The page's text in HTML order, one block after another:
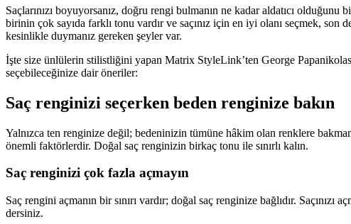
Saçlarınızı boyuyorsanız, doğru rengi bulmanın ne kadar aldatıcı
birinin çok sayıda farklı tonu vardır ve saçınız için en iyi olanı seçmek, son
kesinlikle duymanız gereken şeyler var.
İşte size ünlülerin stilistliğini yapan Matrix StyleLink’ten George
seçebileceğinize dair öneriler:
Saç renginizi seçerken beden renginize bakın
Yalnızca ten renginize değil; bedeninizin tümüne hâkim olan renklere
önemli faktörlerdir. Doğal saç renginizin birkaç tonu ile sınırlı kalın.
Saç renginizi çok fazla açmayın
Saç rengini açmanın bir sınırı vardır; doğal saç renginize bağlıdır.
dersiniz.